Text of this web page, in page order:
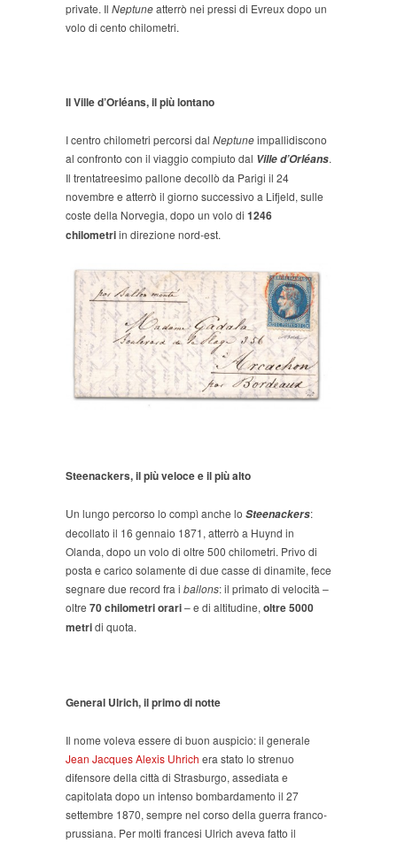
private. Il Neptuneatterrò nei pressi di Evreux dopo un
volo di cento chilometri.
Il Ville d’Orléans, il più lontano
I centro chilometri percorsi dal Neptuneimpallidiscono
al confronto con il viaggio compiuto dal Ville d’Orléans.
Il trentatreesimo pallone decollò da Parigi il 24
novembre e atterrò il giorno successivo a Lifjeld, sulle
coste della Norvegia, dopo un volo di 1246
chilometriin direzione nord-est.
Steenackers, il più veloce e il più alto
Un lungo percorso lo compì anche lo Steenackers:
decollato il 16 gennaio 1871, atterrò a Huynd in
Olanda, dopo un volo di oltre 500 chilometri. Privo di
posta e carico solamente di due casse di dinamite, fece
segnare due record fra i ballons: il primato di velocità –
oltre 70 chilometriorari– e di altitudine, oltre 5000
metridi quota.
General Ulrich, il primo di notte
Il nome voleva essere di buon auspicio: il generale
Jean Jacques Alexis Uhrich era stato lo strenuo
difensore della città di Strasburgo, assediata e
capitolata dopo un intenso bombardamento il 27
settembre 1870, sempre nel corso della guerra franco-
prussiana. Per molti francesi Ulrich aveva fatto il